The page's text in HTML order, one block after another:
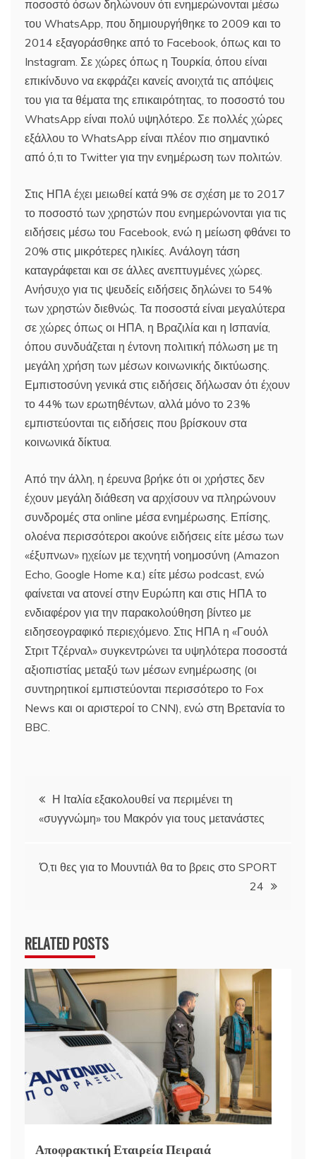
ποσοστό όσων δηλώνουν ότι ενημερώνονται μέσω
του WhatsApp, που δημιουργήθηκε το 2009 και το
2014 εξαγοράσθηκε από το Facebook, όπως και το
Instagram. Σε χώρες όπως η Τουρκία, όπου είναι
επικίνδυνο να εκφράζει κανείς ανοιχτά τις απόψεις
του για τα θέματα της επικαιρότητας, το ποσοστό του
WhatsApp είναι πολύ υψηλότερο. Σε πολλές χώρες
εξάλλου το WhatsApp είναι πλέον πιο σημαντικό
από ό,τι το Twitter για την ενημέρωση των πολιτών.
Στις ΗΠΑ έχει μειωθεί κατά 9% σε σχέση με το 2017
το ποσοστό των χρηστών που ενημερώνονται για τις
ειδήσεις μέσω του Facebook, ενώ η μείωση φθάνει το
20% στις μικρότερες ηλικίες. Ανάλογη τάση
καταγράφεται και σε άλλες ανεπτυγμένες χώρες.
Ανήσυχο για τις ψευδείς ειδήσεις δηλώνει το 54%
των χρηστών διεθνώς. Τα ποσοστά είναι μεγαλύτερα
σε χώρες όπως οι ΗΠΑ, η Βραζιλία και η Ισπανία,
όπου συνδυάζεται η έντονη πολιτική πόλωση με τη
μεγάλη χρήση των μέσων κοινωνικής δικτύωσης.
Εμπιστοσύνη γενικά στις ειδήσεις δήλωσαν ότι έχουν
το 44% των ερωτηθέντων, αλλά μόνο το 23%
εμπιστεύονται τις ειδήσεις που βρίσκουν στα
κοινωνικά δίκτυα.
Από την άλλη, η έρευνα βρήκε ότι οι χρήστες δεν
έχουν μεγάλη διάθεση να αρχίσουν να πληρώνουν
συνδρομές στα online μέσα ενημέρωσης. Επίσης,
ολοένα περισσότεροι ακούνε ειδήσεις είτε μέσω των
«έξυπνων» ηχείων με τεχνητή νοημοσύνη (Amazon
Echo, Google Home κ.α.) είτε μέσω podcast, ενώ
φαίνεται να ατονεί στην Ευρώπη και στις ΗΠΑ το
ενδιαφέρον για την παρακολούθηση βίντεο με
ειδησεογραφικό περιεχόμενο. Στις ΗΠΑ η «Γουόλ
Στριτ Τζέρναλ» συγκεντρώνει τα υψηλότερα ποσοστά
αξιοπιστίας μεταξύ των μέσων ενημέρωσης (οι
συντηρητικοί εμπιστεύονται περισσότερο το Fox
News και οι αριστεροί το CNN), ενώ στη Βρετανία το
BBC.
Πλοήγηση
άρθρων
Η Ιταλία εξακολουθεί να περιμένει τη
«συγγνώμη» του Μακρόν για τους μετανάστες
Ό,τι θες για το Μουντιάλ θα το βρεις στο SPORT
24
RELATED POSTS
Αποφρακτική Εταιρεία Πειραιά